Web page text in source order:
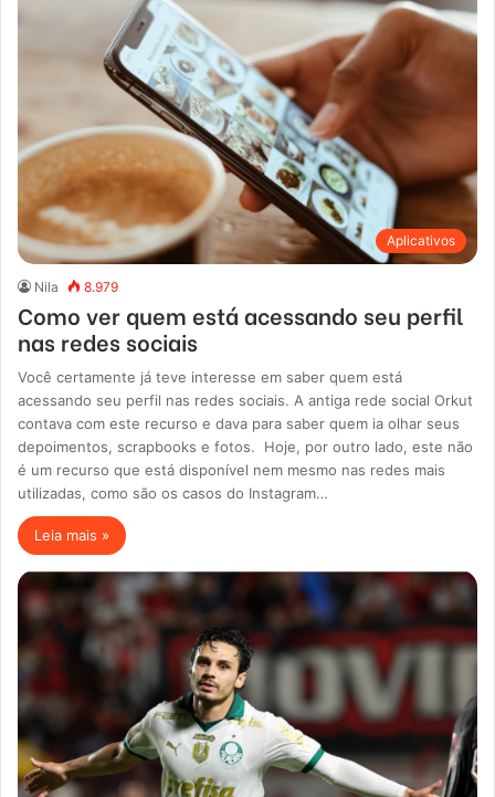
Aplicativos
Nila 8.979
Como ver quem está acessando seu perfil
nas redes sociais
Você certamente já teve interesse em saber quem está
acessando seu perfil nas redes sociais. A antiga rede social Orkut
contava com este recurso e dava para saber quem ia olhar seus
depoimentos, scrapbooks e fotos. Hoje, por outro lado, este não
é um recurso que está disponível nem mesmo nas redes mais
utilizadas, como são os casos do Instagram…
Leia mais »